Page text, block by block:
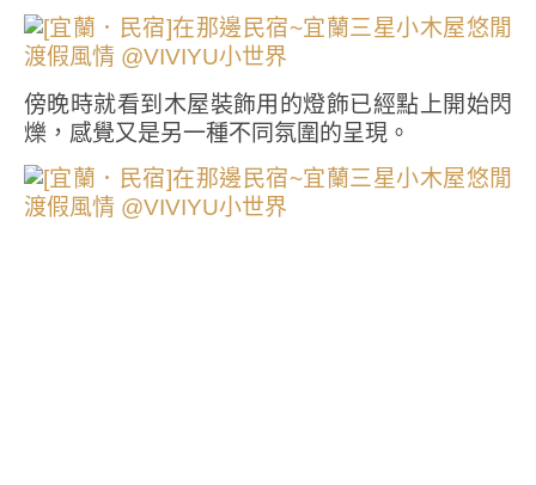
傍晚時就看到木屋裝飾用的燈飾已經點上開始閃
爍，感覺又是另一種不同氛圍的呈現。